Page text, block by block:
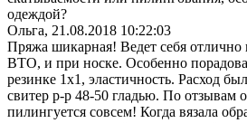
одеждой?
Ольга, 21.08.2018 10:22:03
Пряжа шикарная! Ведет себя отлично
ВТО, и при носке. Особенно
резинке 1х1, эластичность. Расход
свитер р-р 48-50 гладью. По отзывам
пилингуется совсем! Когда вязала